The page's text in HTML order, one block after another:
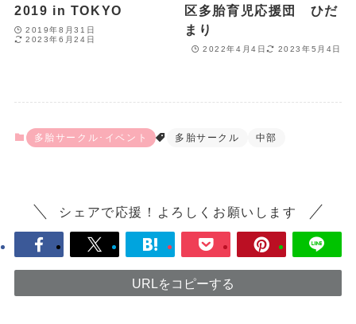
多胎サークル･イベント 多胎サークル 中部
シェアで応援！よろしくお願いします
URLをコピーする
2019 in TOKYO
2019年8月31日
2023年6月24日
区多胎育児応援団 ひだ
まり
2022年4月4日 2023年5月4日